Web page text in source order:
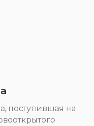
поступившая на